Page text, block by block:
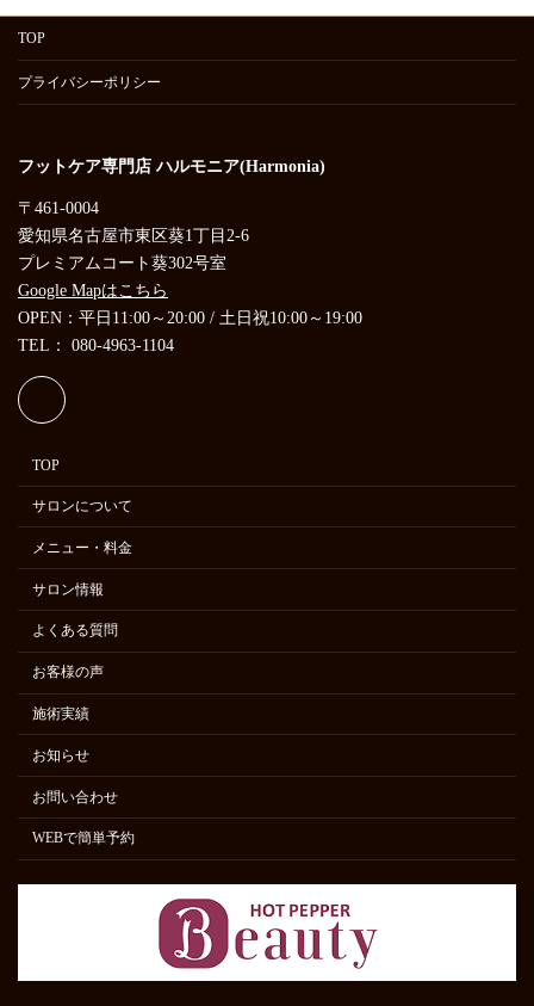
TOP
プライバシーポリシー
フットケア専門店 ハルモニア(Harmonia)
〒461-0004
愛知県名古屋市東区葵1丁目2-6
プレミアムコート葵302号室
Google Mapはこちら
OPEN：平日11:00～20:00 / 土日祝10:00～19:00
TEL： 080-4963-1104
TOP
サロンについて
メニュー・料金
サロン情報
よくある質問
お客様の声
施術実績
お知らせ
お問い合わせ
WEBで簡単予約